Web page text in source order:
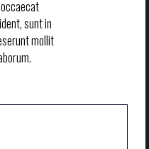
sunt in
mollit